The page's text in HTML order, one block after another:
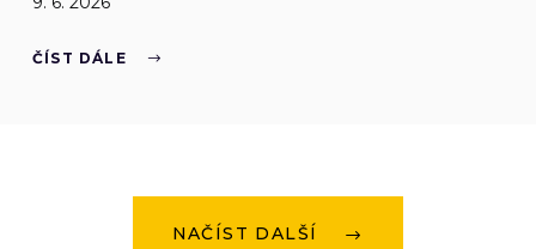
ČÍST DÁLE
NAČÍST DALŠÍ